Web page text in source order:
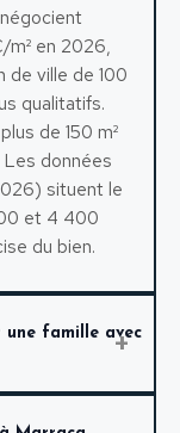
en 2026,
ville de 100
qualitatifs.
de 150 m²
données
situent le
et 4 400
du bien.
famille avec